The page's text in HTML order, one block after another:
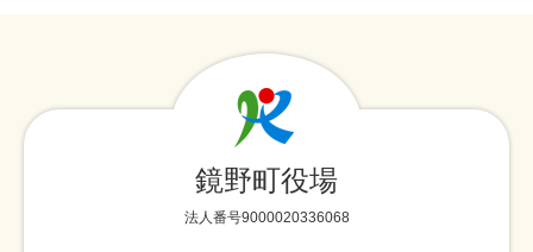
鏡野町役場
法人番号9000020336068